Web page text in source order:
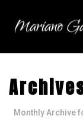
Monthly Archive